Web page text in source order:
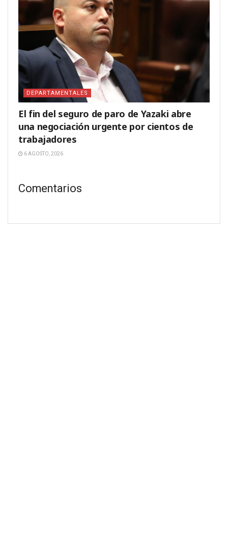
DEPARTAMENTALES
El fin del seguro de paro de Yazaki abre
una negociación urgente por cientos de
trabajadores
6 AGOSTO, 2026
Comentarios